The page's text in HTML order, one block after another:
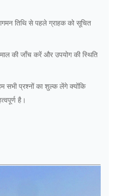
तिथि से पहले ग्राहक को सूचित
की जाँच करें और उपयोग की स्थिति
सभी प्रश्नों का शुल्क लेंगे क्योंकि
है।